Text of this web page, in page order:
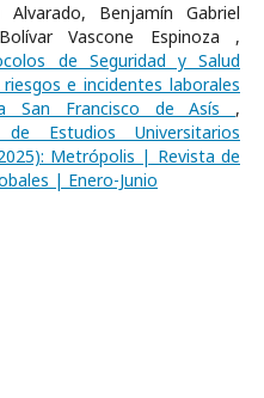
Benjamín Gabriel
Vascone Espinoza ,
de Seguridad y Salud
e incidentes laborales
San Francisco de Asís ,
Estudios Universitarios
Metrópolis | Revista de
| Enero-Junio